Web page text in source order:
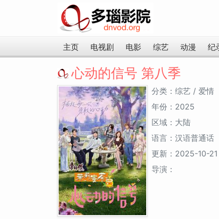
主页 电视剧 电影 综艺 动漫 纪
心动的信号 第八季
分类：综艺 / 爱情
年份：2025
区域：大陆
语言：汉语普通话
更新：2025-10-21
导演：